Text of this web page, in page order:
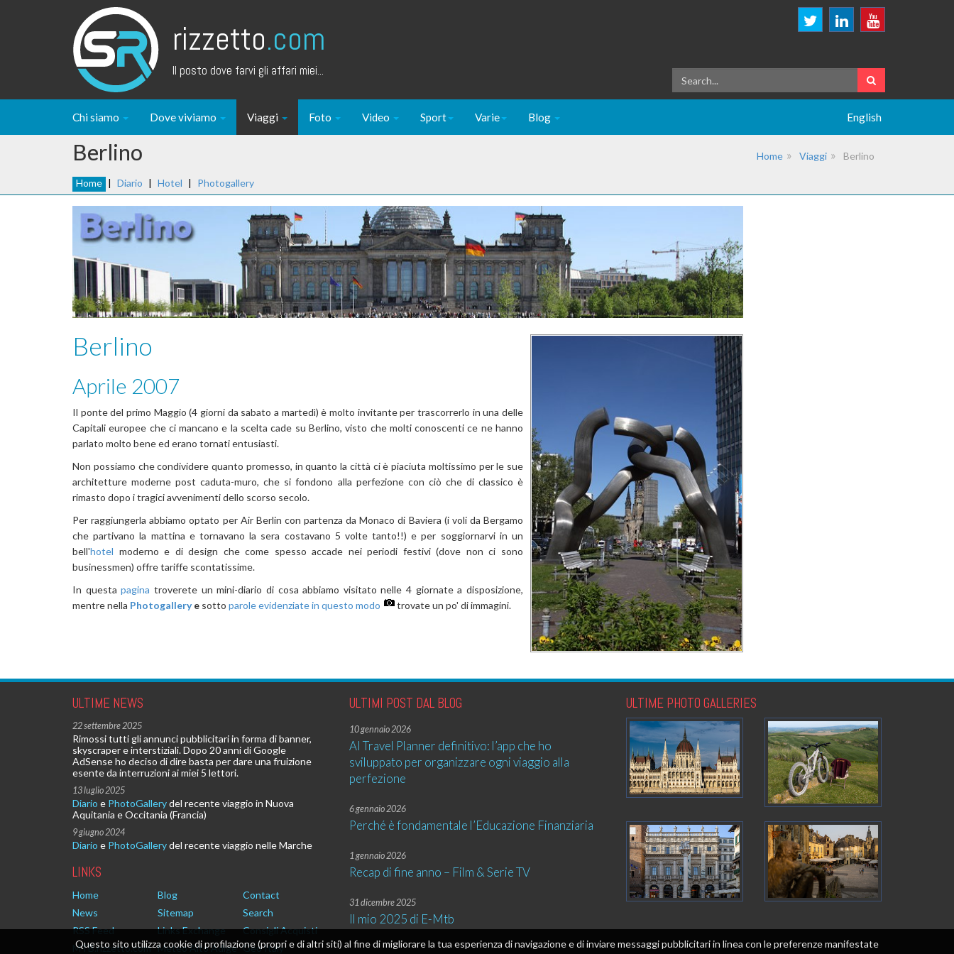
rizzetto.com
Il posto dove farvi gli affari miei...
Chi siamo Dove viviamo Viaggi Foto Video Sport Varie Blog English
Berlino Home Viaggi Berlino
Home | Diario | Hotel | Photogallery
Berlino
Aprile 2007
Il ponte del primo Maggio (4 giorni da sabato a martedì) è molto invitante per trascorrerlo in una delle
Capitali europee che ci mancano e la scelta cade su Berlino, visto che molti conoscenti ce ne hanno
parlato molto bene ed erano tornati entusiasti.
Non possiamo che condividere quanto promesso, in quanto la città ci è piaciuta moltissimo per le sue
architetture moderne post caduta-muro, che si fondono alla perfezione con ciò che di classico è
rimasto dopo i tragici avvenimenti dello scorso secolo.
Per raggiungerla abbiamo optato per Air Berlin con partenza da Monaco di Baviera (i voli da Bergamo
che partivano la mattina e tornavano la sera costavano 5 volte tanto!!) e per soggiornarvi in un
bell'hotel moderno e di design che come spesso accade nei periodi festivi (dove non ci sono
businessmen) offre tariffe scontatissime.
In questapagina troverete un mini-diario di cosa abbiamo visitato nelle 4 giornate a disposizione,
mentre nella Photogallerye sotto parole evidenziate in questo modo trovate un po' di immagini.
ULTIME NEWS
22 settembre 2025
Rimossi tutti gli annunci pubblicitari in forma di banner,
skyscraper e interstiziali. Dopo 20 anni di Google
AdSense ho deciso di dire basta per dare una fruizione
esente da interruzioni ai miei 5 lettori.
13 luglio 2025
Diario e PhotoGallerydel recente viaggio in Nuova
Aquitania e Occitania (Francia)
9 giugno 2024
Diario e PhotoGallerydel recente viaggio nelle Marche
LINKS
Home Blog
Contact
News
Sitemap
Search
RSS Feed
Links Exchange
Consigli Acquisti
MTB.rizzetto.com Meteo Alto Adige Geo Italy
ULTIMI POST DAL BLOG
10 gennaio 2026
AI Travel Planner definitivo: l’app che ho
sviluppato per organizzare ogni viaggio alla
perfezione
6 gennaio 2026
Perché è fondamentale l’Educazione Finanziaria
1 gennaio 2026
Recap di fine anno – Film & Serie TV
31 dicembre 2025
Il mio 2025 di E-Mtb
ULTIME PHOTO GALLERIES
Questo sito utilizza cookie di profilazione (propri e di altri siti) al fine di migliorare la tua esperienza di navigazione e di inviare messaggi pubblicitari in linea con le preferenze manifestate